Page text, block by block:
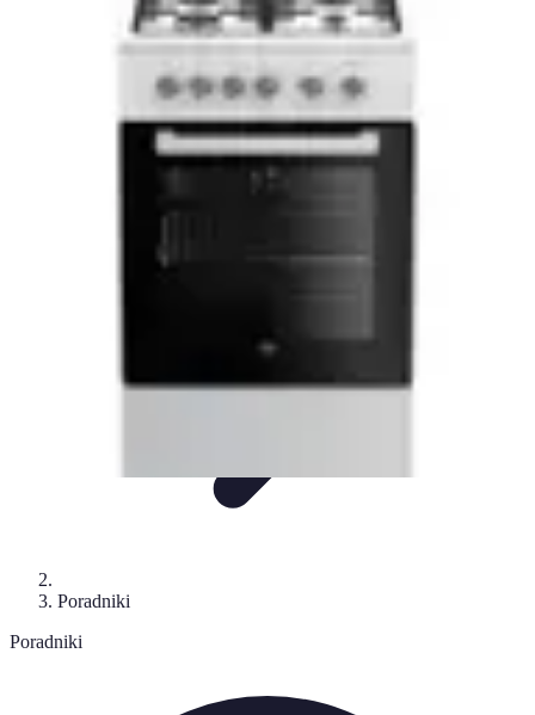
Sprzęt AGD Dom
Nowości AGDNowości i trendyPoradyPiekarnikiSprzęt AGD
Sprzęt AGD Dom
Poradniki
Poradniki